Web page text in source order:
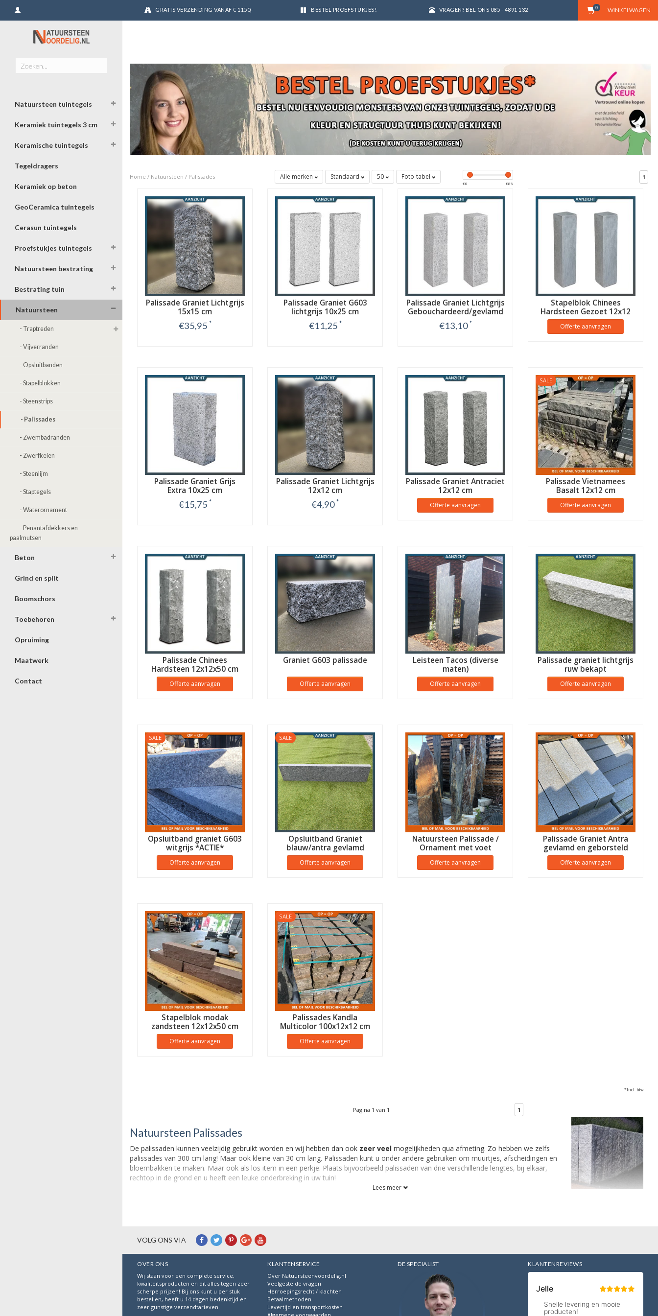
GRATIS VERZENDING VANAF € 1150,- BESTEL PROEFSTUKJES! VRAGEN? BEL ONS 085 - 4891 132 WINKELWAGEN
0
Natuursteen tuintegels
Keramiek tuintegels 3 cm
Keramische tuintegels
Tegeldragers
Keramiek op beton
GeoCeramica tuintegels
Cerasun tuintegels
Proefstukjes tuintegels
Natuursteen bestrating
Bestrating tuin
Natuursteen
- Traptreden
- Vijverranden
- Opsluitbanden
- Stapelblokken
- Steenstrips
- Palissades
- Zwembadranden
- Zwerfkeien
- Steenlijm
- Staptegels
- Waterornament
- Penantafdekkers en
paalmutsen
Beton
Grind en split
Boomschors
Toebehoren
Opruiming
Maatwerk
Contact
Home / Natuursteen / Palissades Alle merken Standaard 50 Foto-tabel
€0 €85
1
Palissade Graniet Lichtgrijs
15x15 cm
€35,95 *
Palissade Graniet G603
lichtgrijs 10x25 cm
€11,25 *
Palissade Graniet Lichtgrijs
Gebouchardeerd/gevlamd
€13,10 *
Stapelblok Chinees
Hardsteen Gezoet 12x12
Offerte aanvragen
Palissade Graniet Grijs
Extra 10x25 cm
€15,75 *
Palissade Graniet Lichtgrijs
12x12 cm
€4,90 *
Palissade Graniet Antraciet
12x12 cm
Offerte aanvragen
SALE
Palissade Vietnamees
Basalt 12x12 cm
Offerte aanvragen
Palissade Chinees
Hardsteen 12x12x50 cm
Offerte aanvragen
Graniet G603 palissade
Offerte aanvragen
Leisteen Tacos (diverse
maten)
Offerte aanvragen
Palissade graniet lichtgrijs
ruw bekapt
Offerte aanvragen
SALE
Opsluitband graniet G603
witgrijs *ACTIE*
Offerte aanvragen
SALE
Opsluitband Graniet
blauw/antra gevlamd
Offerte aanvragen
Natuursteen Palissade /
Ornament met voet
Offerte aanvragen
Palissade Graniet Antra
gevlamd en geborsteld
12x12 cm
Offerte aanvragen
Stapelblok modak
zandsteen 12x12x50 cm
Offerte aanvragen
SALE
Palissades Kandla
Multicolor 100x12x12 cm
Offerte aanvragen
*Incl. btw
Pagina 1 van 1 1
Natuursteen Palissades
De palissaden kunnen veelzijdig gebruikt worden en wij hebben dan ook zeer veel mogelijkheden qua afmeting. Zo hebben we zelfs
palissades van 300 cm lang! Maar ook kleine van 30 cm lang. Palissaden kunt u onder andere gebruiken om muurtjes, afscheidingen en
bloembakken te maken. Maar ook als los item in een perkje. Plaats bijvoorbeeld palissaden van drie verschillende lengtes, bij elkaar,
rechtop in de grond en u heeft een leuke onderbreking in uw tuin!
Lees meer
VOLG ONS VIA
OVER ONS
Wij staan voor een complete service,
kwaliteitsproducten en dit alles tegen zeer
scherpe prijzen! Bij ons kunt u per stuk
bestellen, heeft u 14 dagen bedenktijd en
zeer gunstige verzendtarieven.
KLANTENSERVICE
Over Natuursteenvoordelig.nl
Veelgestelde vragen
Herroepingsrecht / klachten
Betaalmethoden
Levertijd en transportkosten
DE SPECIALIST KLANTENREVIEWS